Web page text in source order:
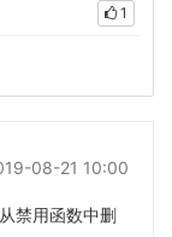
1
08-21 10:00
禁用函数中删